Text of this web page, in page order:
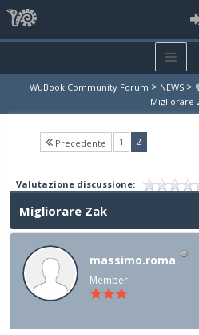
WuBook Community Forum > NEWS >
Migliorare
Precedente 1 2(current)
Valutazione discussione:
Migliorare Zak
massimo.roma
Member